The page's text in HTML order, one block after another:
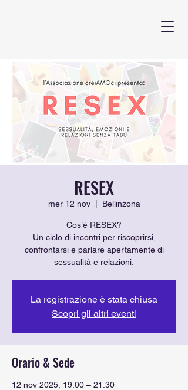
RESEX
mer 12 nov
  |
Bellinzona
Cos’è RESEX?
Un ciclo di incontri per riscoprirsi,
confrontarsi e parlare apertamente di
sessualità e relazioni.
La registrazione è stata chiusa
Scopri gli altri eventi
Orario & Sede
12 nov 2025, 19:00 – 21:30